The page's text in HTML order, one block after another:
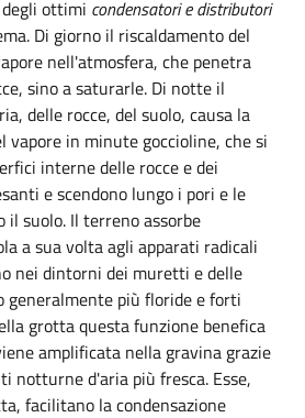
ottimi condensatori e distributori
Di giorno il riscaldamento del
nell'atmosfera, che penetra
sino a saturarle. Di notte il
delle rocce, del suolo, causa la
vapore in minute goccioline, che si
interne delle rocce e dei
e scendono lungo i pori e le
il suolo. Il terreno assorbe
a sua volta agli apparati radicali
nei dintorni dei muretti e delle
generalmente più floride e forti
grotta questa funzione benefica
amplificata nella gravina grazie
notturne d'aria più fresca. Esse,
facilitano la condensazione